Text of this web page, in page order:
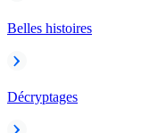
Belles histoires
Décryptages